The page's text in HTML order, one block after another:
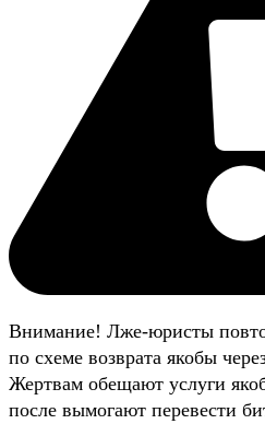
Внимание! Лже-юристы
по схеме возврата якобы
Жертвам обещают услуги
после вымогают перевести